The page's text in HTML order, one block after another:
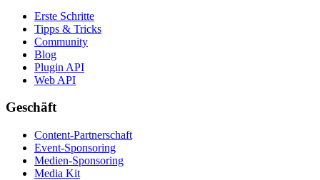
Erste Schritte
Tipps & Tricks
Community
Blog
Plugin API
Web API
Geschäft
Content-Partnerschaft
Event-Sponsoring
Medien-Sponsoring
Media Kit